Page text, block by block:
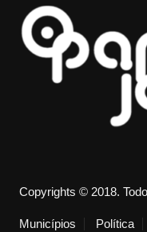
Copyrights © 2018.
Municípios Política